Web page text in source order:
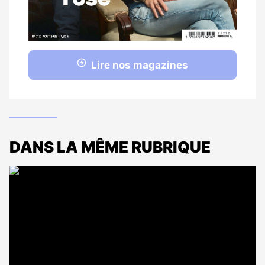
Lire nos magazines
DANS LA MÊME RUBRIQUE